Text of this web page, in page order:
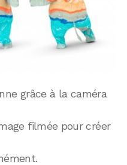
grâce à la caméra
filmée pour créer